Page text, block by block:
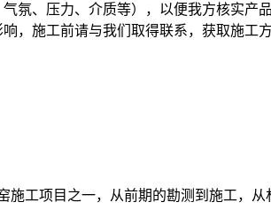
氛、压力、介质等），以便我方核实产品
，施工前请与我们取得联系，获取施工方
施工项目之一，从前期的勘测到施工，